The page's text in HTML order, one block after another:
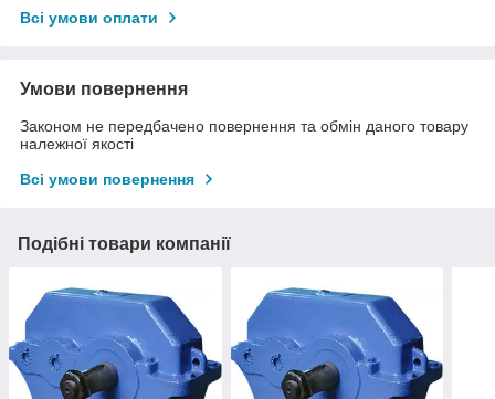
Всі умови оплати
Умови повернення
Законом не передбачено повернення та обмін даного товару
належної якості
Всі умови повернення
Подібні товари компанії